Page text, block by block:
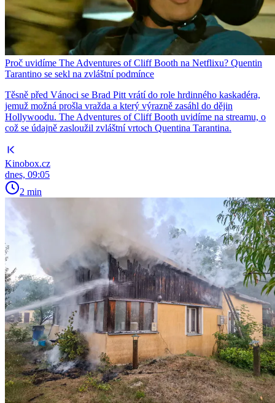
Proč uvidíme The Adventures of Cliff Booth na Netflixu? Quentin
Tarantino se sekl na zvláštní podmínce
Těsně před Vánoci se Brad Pitt vrátí do role hrdinného kaskadéra,
jemuž možná prošla vražda a který výrazně zasáhl do dějin
Hollywoodu. The Adventures of Cliff Booth uvidíme na streamu, o
což se údajně zasloužil zvláštní vrtoch Quentina Tarantina.
Kinobox.cz
dnes, 09:05
2 min